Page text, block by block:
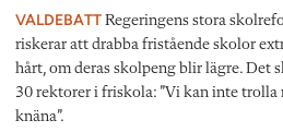
VALDEBATT Regeringens stora
riskerar att drabba fristående skolor
hårt, om deras skolpeng blir lägre. Det
30 rektorer i friskola: ”Vi kan inte trolla
knäna”.